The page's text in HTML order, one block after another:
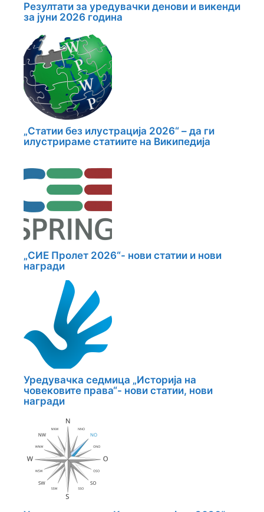
Резултати за уредувачки денови и викенди
за јуни 2026 година
„Статии без илустрација 2026“ – да ги
илустрираме статиите на Википедија
„СИЕ Пролет 2026“- нови статии и нови
награди
Уредувачка седмица „Историја на
човековите права“- нови статии, нови
награди